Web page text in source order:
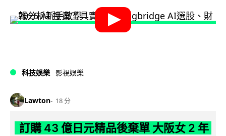
科技娛樂 影視娛樂
Lawton 18 分
訂購 43 億日元精品後棄單 大阪女 2 年